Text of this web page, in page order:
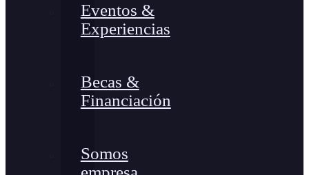
Eventos &
Experiencias
Becas &
Financiación
Somos